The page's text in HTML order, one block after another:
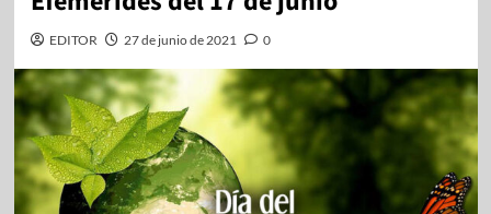
EDITOR 27 de junio de 2021 0